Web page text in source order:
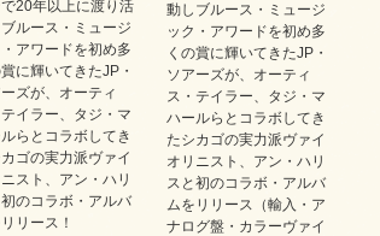
20年以上に渡り活
ルース・ミュージ
・アワードを初め多
賞に輝いてきたJP・
ズが、オーティ
イラー、タジ・マ
らとコラボしてき
ゴの実力派ヴァイ
スト、アン・ハリ
のコラボ・アルバ
リース！
動しブルース・ミュージ
ック・アワードを初め多
くの賞に輝いてきたJP・
ソアーズが、オーティ
ス・テイラー、タジ・マ
ハールらとコラボしてき
たシカゴの実力派ヴァイ
オリニスト、アン・ハリ
スと初のコラボ・アルバ
ムをリリース（輸入・ア
ナログ盤・カラーヴァイ